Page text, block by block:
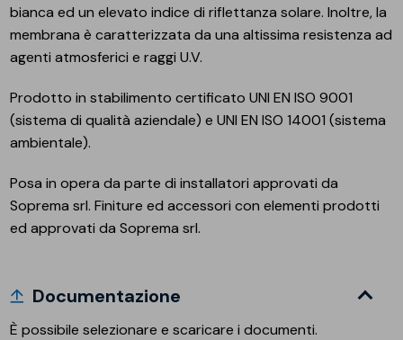
bianca ed un elevato indice di riflettanza solare. Inoltre, la
membrana è caratterizzata da una altissima resistenza ad
agenti atmosferici e raggi U.V.
Prodotto in stabilimento certificato UNI EN ISO 9001
(sistema di qualità aziendale) e UNI EN ISO 14001 (sistema
ambientale).
Posa in opera da parte di installatori approvati da
Soprema srl. Finiture ed accessori con elementi prodotti
ed approvati da Soprema srl.
Documentazione
È possibile selezionare e scaricare i documenti.